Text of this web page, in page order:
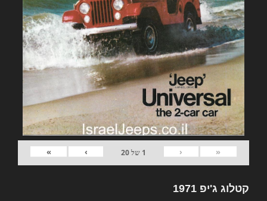
«
‹
1 של20
›
»
קטלוג ג'יפ 1971